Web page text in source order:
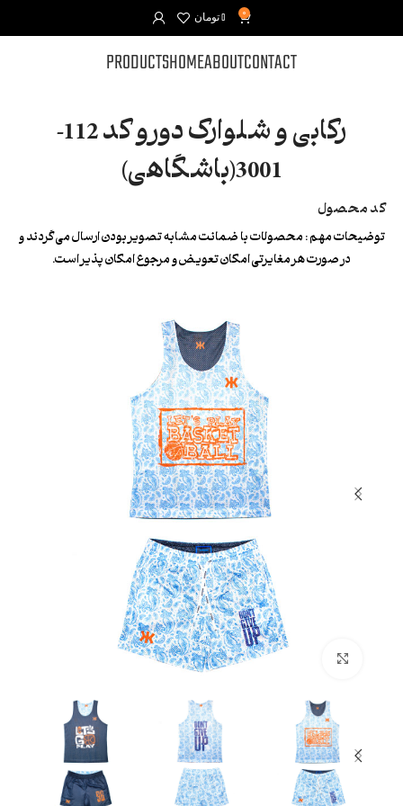
0
0 تومان
CONTACT
ABOUT
HOME
PRODUCTS
رکابی و شلوارک دورو کد 112-
3001(باشگاهی)
کد محصول
توضیحات مهم :محصولات با ضمانت مشابه تصویر بودن ارسال می گردند و
در صورت هر مغایرتی امکان تعویض و مرجوع امکان پذیر است.
بزرگنمایی تصویر